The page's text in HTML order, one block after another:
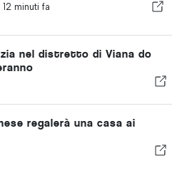
12 minuti fa
nel distretto di Viana do
regalerà una casa ai